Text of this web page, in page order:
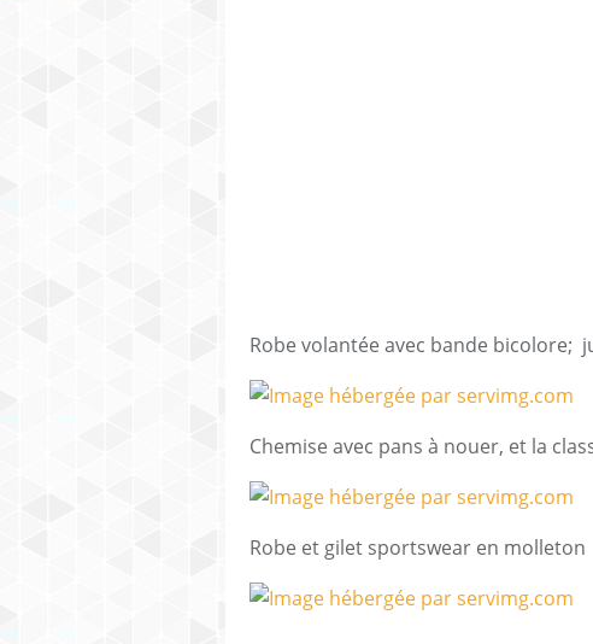
Robe volantée avec bande bicolore;
Chemise avec pans à nouer, et la
Robe et gilet sportswear en molleton